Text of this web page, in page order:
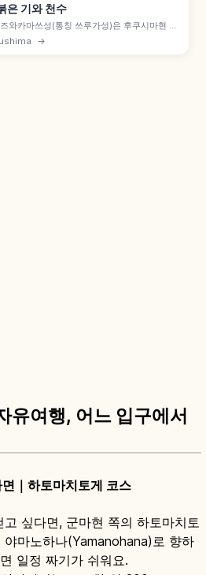
은 기와 천수
와카마쓰성(통칭 쓰루가성)은 후쿠시마현 아
카마쓰시의 일본 명성으로, 1384년(시토쿠
→
유여행, 어느 입구에서
｜하토마치토게 코스
싶다면, 군마현 쪽의 하토마치토
마노하나(Yamanohana)로 향하
일정 짜기가 쉬워요.